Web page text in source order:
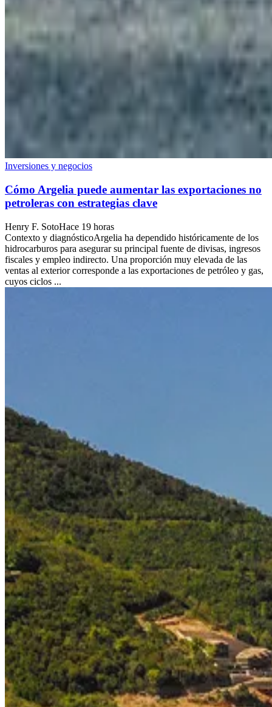
Inversiones y negocios
Cómo Argelia puede aumentar las exportaciones no
petroleras con estrategias clave
Henry F. SotoHace 19 horas
Contexto y diagnósticoArgelia ha dependido históricamente de los
hidrocarburos para asegurar su principal fuente de divisas, ingresos
fiscales y empleo indirecto. Una proporción muy elevada de las
ventas al exterior corresponde a las exportaciones de petróleo y gas,
cuyos ciclos ...